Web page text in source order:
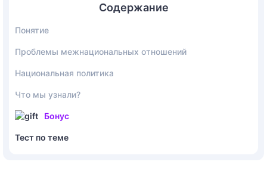
Содержание
Понятие
Проблемы межнациональных отношений
Национальная политика
Что мы узнали?
Бонус
Тест по теме